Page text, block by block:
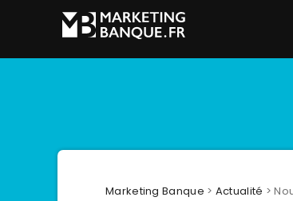
Marketing Banque > Actualité >